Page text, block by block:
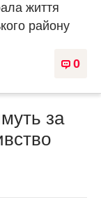
життя
району
0
за